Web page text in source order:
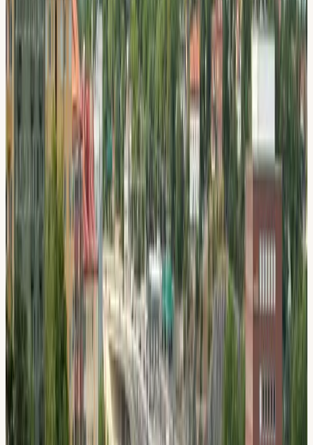
Tar du körkort i Huddinge? Vår körskola i Flemingsberg
ligger mitt i kommunen, nära pendeltåg och Campus
Flemingsberg.
Testlektion 60 min 300 kr 800 kr
Boka i Flemingsberg
08-512 55 000
4,8 på Google
Teori på 5 språk STR Guldmedlem
Sedan
2009
Din körskola iHuddinge
Närmsta lokal: Flemingsberg Sedan 2009 4,8 / 5 på Google
Din Körskola är din lokala körskola för dig som bor eller
studerar i
Huddinge . Vår närmsta lokal ligger i
Flemingsberg
och tar emot elever från helaHuddinge
och omgivande
områden. Sedan 2009 har vi hjälpt tusentals elever ta
körkort, med personlig undervisning, erfarna lärare och
flexibla upplägg som passar just dig.
Körlektioner & intensivkurs Riskettan &
Risktvåan
Teorikurs Manuell körning Undervisning på 5
Välj din egen lärare
Pendeltåg till Flemingsberg, sedan några minuters